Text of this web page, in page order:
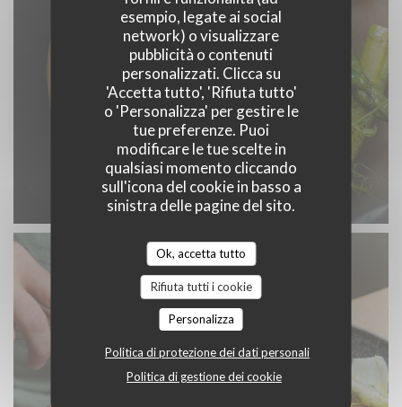
esempio, legate ai social
network) o visualizzare
pubblicità o contenuti
personalizzati. Clicca su
'Accetta tutto', 'Rifiuta tutto'
o 'Personalizza' per gestire le
tue preferenze. Puoi
modificare le tue scelte in
qualsiasi momento cliccando
sull'icona del cookie in basso a
sinistra delle pagine del sito.
Ok, accetta tutto
Rifiuta tutti i cookie
Personalizza
Politica di protezione dei dati personali
Politica di gestione dei cookie